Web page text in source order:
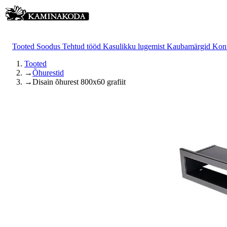
Tooted Soodus Tehtud tööd Kasulikku lugemist Kaubamärgid
Tooted
→Õhurestid
→Disain õhurest 800x60 grafiit